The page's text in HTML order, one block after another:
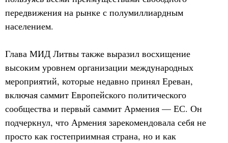
передвижения на рынке с полумиллиардным
населением.
Глава МИД Литвы также выразил восхищение
высоким уровнем организации международных
мероприятий, которые недавно принял Ереван,
включая саммит Европейского политического
сообщества и первый саммит Армения — ЕС. Он
подчеркнул, что Армения зарекомендовала себя не
просто как гостеприимная страна, но и как